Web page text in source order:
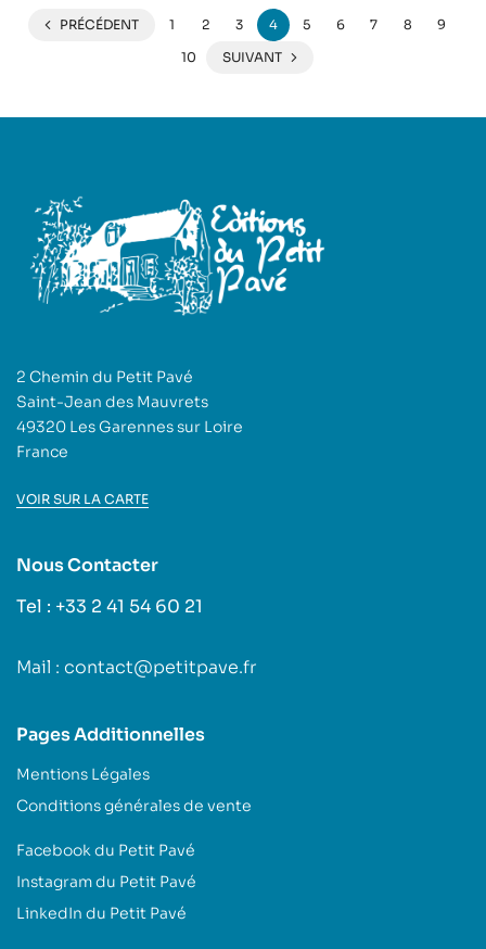
PRÉCÉDENT 1 2 3 4 5 6 7 8
9
10
SUIVANT
2 Chemin du Petit Pavé
Saint-Jean des Mauvrets
49320 Les Garennes sur Loire
France
VOIR SUR LA CARTE
Nous Contacter
Tel : +33 2 41 54 60 21
Mail : contact@petitpave.fr
Pages Additionnelles
Mentions Légales
Conditions générales de vente
Facebook du Petit Pavé
Instagram du Petit Pavé
LinkedIn du Petit Pavé